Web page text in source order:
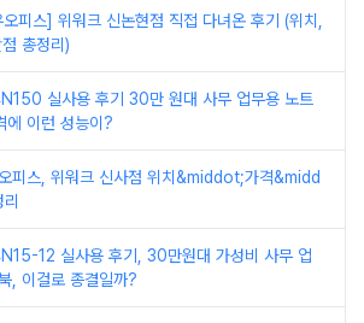
피스] 위워크 신논현점 직접 다녀온 후기 (위치,
총정리)
실사용 후기 30만 원대 사무 업무용 노트
에 이런 성능이?
피스, 위워크 신사점 위치&middot;가격&midd
12 실사용 후기, 30만원대 가성비 사무 업
, 이걸로 종결일까?